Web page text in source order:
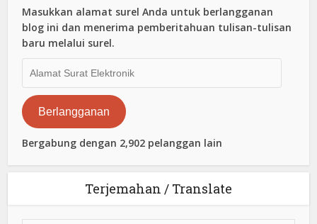
Masukkan alamat surel Anda untuk berlangganan
blog ini dan menerima pemberitahuan tulisan-tulisan
baru melalui surel.
Surat
Elektronik
Berlangganan
Bergabung dengan 2,902 pelanggan lain
Terjemahan / Translate